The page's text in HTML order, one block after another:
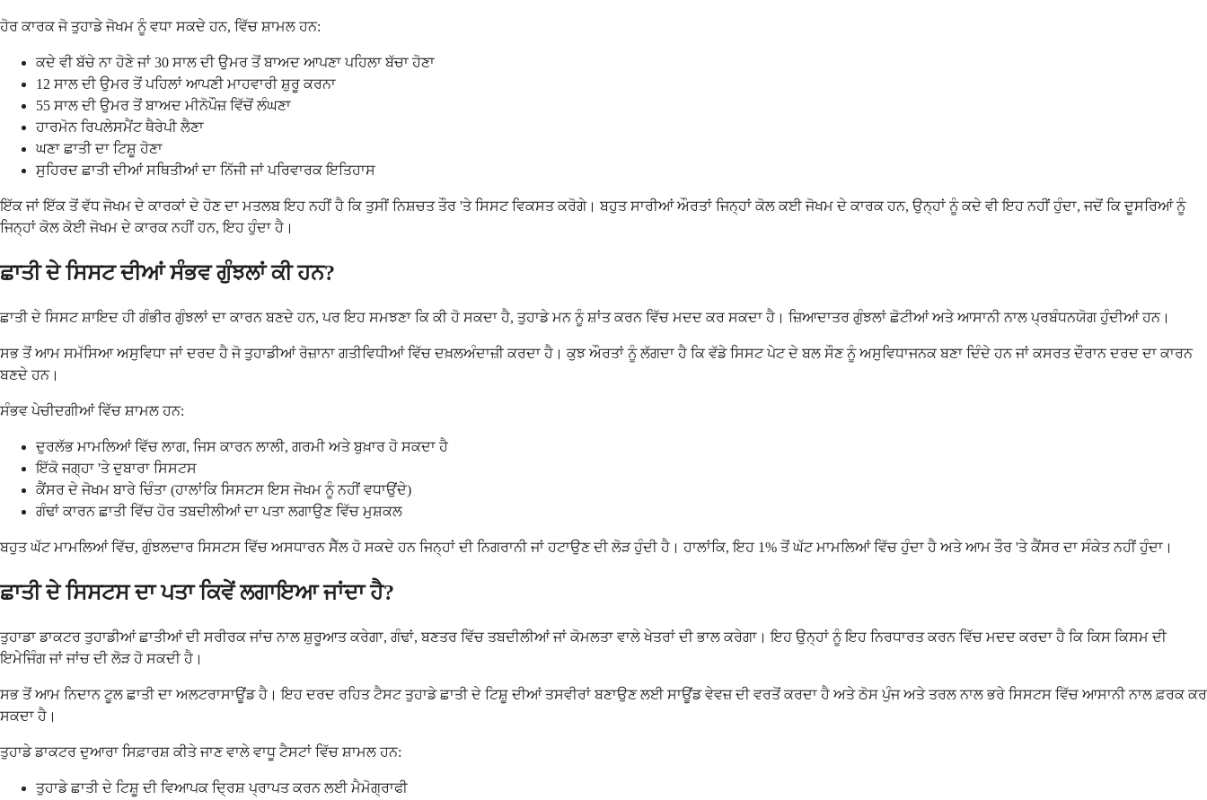
ਹੋਰ ਕਾਰਕ ਜੋ ਤੁਹਾਡੇ ਜੋਖਮ ਨੂੰ ਵਧਾ ਸਕਦੇ ਹਨ, ਵਿੱਚ ਸ਼ਾਮਲ ਹਨ:
ਕਦੇ ਵੀ ਬੱਚੇ ਨਾ ਹੋਣੇ ਜਾਂ 30 ਸਾਲ ਦੀ ਉਮਰ ਤੋਂ ਬਾਅਦ ਆਪਣਾ ਪਹਿਲਾ ਬੱਚਾ ਹੋਣਾ
12 ਸਾਲ ਦੀ ਉਮਰ ਤੋਂ ਪਹਿਲਾਂ ਆਪਣੀ ਮਾਹਵਾਰੀ ਸ਼ੁਰੂ ਕਰਨਾ
55 ਸਾਲ ਦੀ ਉਮਰ ਤੋਂ ਬਾਅਦ ਮੀਨੋਪੌਜ਼ ਵਿੱਚੋਂ ਲੰਘਣਾ
ਹਾਰਮੋਨ ਰਿਪਲੇਸਮੈਂਟ ਥੈਰੇਪੀ ਲੈਣਾ
ਘਣਾ ਛਾਤੀ ਦਾ ਟਿਸ਼ੂ ਹੋਣਾ
ਸੁਹਿਰਦ ਛਾਤੀ ਦੀਆਂ ਸਥਿਤੀਆਂ ਦਾ ਨਿੱਜੀ ਜਾਂ ਪਰਿਵਾਰਕ ਇਤਿਹਾਸ
ਇੱਕ ਜਾਂ ਇੱਕ ਤੋਂ ਵੱਧ ਜੋਖਮ ਦੇ ਕਾਰਕਾਂ ਦੇ ਹੋਣ ਦਾ ਮਤਲਬ ਇਹ ਨਹੀਂ ਹੈ ਕਿ ਤੁਸੀਂ ਨਿਸ਼ਚਤ ਤੌਰ 'ਤੇ ਸਿਸਟ ਵਿਕਸਤ ਕਰੋਗੇ। ਬਹੁਤ ਸਾਰੀਆਂ ਔਰਤਾਂ ਜਿਨ੍ਹਾਂ ਕੋਲ ਕਈ ਜੋਖਮ ਦੇ ਕਾਰਕ ਹਨ, ਉਨ੍ਹਾਂ ਨੂੰ ਕਦੇ ਵੀ ਇਹ ਨਹੀਂ ਹੁੰਦਾ, ਜਦੋਂ ਕਿ ਦੂਸਰਿਆਂ ਨੂੰ
ਜਿਨ੍ਹਾਂ ਕੋਲ ਕੋਈ ਜੋਖਮ ਦੇ ਕਾਰਕ ਨਹੀਂ ਹਨ, ਇਹ ਹੁੰਦਾ ਹੈ।
ਛਾਤੀ ਦੇ ਸਿਸਟ ਦੀਆਂ ਸੰਭਵ ਗੁੰਝਲਾਂ ਕੀ ਹਨ?
ਛਾਤੀ ਦੇ ਸਿਸਟ ਸ਼ਾਇਦ ਹੀ ਗੰਭੀਰ ਗੁੰਝਲਾਂ ਦਾ ਕਾਰਨ ਬਣਦੇ ਹਨ, ਪਰ ਇਹ ਸਮਝਣਾ ਕਿ ਕੀ ਹੋ ਸਕਦਾ ਹੈ, ਤੁਹਾਡੇ ਮਨ ਨੂੰ ਸ਼ਾਂਤ ਕਰਨ ਵਿੱਚ ਮਦਦ ਕਰ ਸਕਦਾ ਹੈ। ਜ਼ਿਆਦਾਤਰ ਗੁੰਝਲਾਂ ਛੋਟੀਆਂ ਅਤੇ ਆਸਾਨੀ ਨਾਲ ਪ੍ਰਬੰਧਨਯੋਗ ਹੁੰਦੀਆਂ ਹਨ।
ਸਭ ਤੋਂ ਆਮ ਸਮੱਸਿਆ ਅਸੁਵਿਧਾ ਜਾਂ ਦਰਦ ਹੈ ਜੋ ਤੁਹਾਡੀਆਂ ਰੋਜ਼ਾਨਾ ਗਤੀਵਿਧੀਆਂ ਵਿੱਚ ਦਖ਼ਲਅੰਦਾਜ਼ੀ ਕਰਦਾ ਹੈ। ਕੁਝ ਔਰਤਾਂ ਨੂੰ ਲੱਗਦਾ ਹੈ ਕਿ ਵੱਡੇ ਸਿਸਟ ਪੇਟ ਦੇ ਬਲ ਸੌਣ ਨੂੰ ਅਸੁਵਿਧਾਜਨਕ ਬਣਾ ਦਿੰਦੇ ਹਨ ਜਾਂ ਕਸਰਤ ਦੌਰਾਨ ਦਰਦ ਦਾ ਕਾਰਨ
ਬਣਦੇ ਹਨ।
ਸੰਭਵ ਪੇਚੀਦਗੀਆਂ ਵਿੱਚ ਸ਼ਾਮਲ ਹਨ:
ਦੁਰਲੱਭ ਮਾਮਲਿਆਂ ਵਿੱਚ ਲਾਗ, ਜਿਸ ਕਾਰਨ ਲਾਲੀ, ਗਰਮੀ ਅਤੇ ਬੁਖ਼ਾਰ ਹੋ ਸਕਦਾ ਹੈ
ਇੱਕੋ ਜਗ੍ਹਾ 'ਤੇ ਦੁਬਾਰਾ ਸਿਸਟਸ
ਕੈਂਸਰ ਦੇ ਜੋਖਮ ਬਾਰੇ ਚਿੰਤਾ (ਹਾਲਾਂਕਿ ਸਿਸਟਸ ਇਸ ਜੋਖਮ ਨੂੰ ਨਹੀਂ ਵਧਾਉਂਦੇ)
ਗੰਢਾਂ ਕਾਰਨ ਛਾਤੀ ਵਿੱਚ ਹੋਰ ਤਬਦੀਲੀਆਂ ਦਾ ਪਤਾ ਲਗਾਉਣ ਵਿੱਚ ਮੁਸ਼ਕਲ
ਬਹੁਤ ਘੱਟ ਮਾਮਲਿਆਂ ਵਿੱਚ, ਗੁੰਝਲਦਾਰ ਸਿਸਟਸ ਵਿੱਚ ਅਸਧਾਰਨ ਸੈੱਲ ਹੋ ਸਕਦੇ ਹਨ ਜਿਨ੍ਹਾਂ ਦੀ ਨਿਗਰਾਨੀ ਜਾਂ ਹਟਾਉਣ ਦੀ ਲੋੜ ਹੁੰਦੀ ਹੈ। ਹਾਲਾਂਕਿ, ਇਹ 1% ਤੋਂ ਘੱਟ ਮਾਮਲਿਆਂ ਵਿੱਚ ਹੁੰਦਾ ਹੈ ਅਤੇ ਆਮ ਤੌਰ 'ਤੇ ਕੈਂਸਰ ਦਾ ਸੰਕੇਤ ਨਹੀਂ ਹੁੰਦਾ।
ਛਾਤੀ ਦੇ ਸਿਸਟਸ ਦਾ ਪਤਾ ਕਿਵੇਂ ਲਗਾਇਆ ਜਾਂਦਾ ਹੈ?
ਤੁਹਾਡਾ ਡਾਕਟਰ ਤੁਹਾਡੀਆਂ ਛਾਤੀਆਂ ਦੀ ਸਰੀਰਕ ਜਾਂਚ ਨਾਲ ਸ਼ੁਰੂਆਤ ਕਰੇਗਾ, ਗੰਢਾਂ, ਬਣਤਰ ਵਿੱਚ ਤਬਦੀਲੀਆਂ ਜਾਂ ਕੋਮਲਤਾ ਵਾਲੇ ਖੇਤਰਾਂ ਦੀ ਭਾਲ ਕਰੇਗਾ। ਇਹ ਉਨ੍ਹਾਂ ਨੂੰ ਇਹ ਨਿਰਧਾਰਤ ਕਰਨ ਵਿੱਚ ਮਦਦ ਕਰਦਾ ਹੈ ਕਿ ਕਿਸ ਕਿਸਮ ਦੀ
ਇਮੇਜਿੰਗ ਜਾਂ ਜਾਂਚ ਦੀ ਲੋੜ ਹੋ ਸਕਦੀ ਹੈ।
ਸਭ ਤੋਂ ਆਮ ਨਿਦਾਨ ਟੂਲ ਛਾਤੀ ਦਾ ਅਲਟਰਾਸਾਊਂਡ ਹੈ। ਇਹ ਦਰਦ ਰਹਿਤ ਟੈਸਟ ਤੁਹਾਡੇ ਛਾਤੀ ਦੇ ਟਿਸ਼ੂ ਦੀਆਂ ਤਸਵੀਰਾਂ ਬਣਾਉਣ ਲਈ ਸਾਊਂਡ ਵੇਵਜ਼ ਦੀ ਵਰਤੋਂ ਕਰਦਾ ਹੈ ਅਤੇ ਠੋਸ ਪੁੰਜ ਅਤੇ ਤਰਲ ਨਾਲ ਭਰੇ ਸਿਸਟਸ ਵਿੱਚ ਆਸਾਨੀ ਨਾਲ ਫ਼ਰਕ ਕਰ
ਸਕਦਾ ਹੈ।
ਤੁਹਾਡੇ ਡਾਕਟਰ ਦੁਆਰਾ ਸਿਫ਼ਾਰਸ਼ ਕੀਤੇ ਜਾਣ ਵਾਲੇ ਵਾਧੂ ਟੈਸਟਾਂ ਵਿੱਚ ਸ਼ਾਮਲ ਹਨ:
ਤੁਹਾਡੇ ਛਾਤੀ ਦੇ ਟਿਸ਼ੂ ਦੀ ਵਿਆਪਕ ਦ੍ਰਿਸ਼ ਪ੍ਰਾਪਤ ਕਰਨ ਲਈ ਮੈਮੋਗ੍ਰਾਫੀ